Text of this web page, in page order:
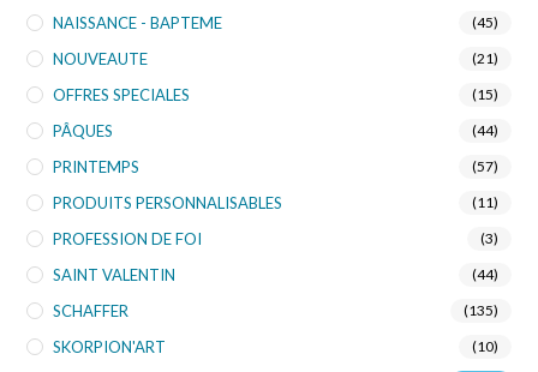
NAISSANCE - BAPTEME (45)
NOUVEAUTE (21)
OFFRES SPECIALES (15)
PÂQUES (44)
PRINTEMPS (57)
PRODUITS PERSONNALISABLES (11)
PROFESSION DE FOI (3)
SAINT VALENTIN (44)
SCHAFFER (135)
SKORPION'ART (10)